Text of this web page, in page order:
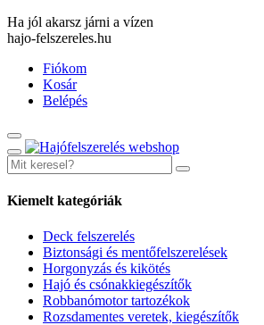
Ha jól akarsz járni a vízen
hajo-felszereles.hu
Fiókom
Kosár
Belépés
Kiemelt kategóriák
Deck felszerelés
Biztonsági és mentőfelszerelések
Horgonyzás és kikötés
Hajó és csónakkiegészítők
Robbanómotor tartozékok
Rozsdamentes veretek, kiegészítők